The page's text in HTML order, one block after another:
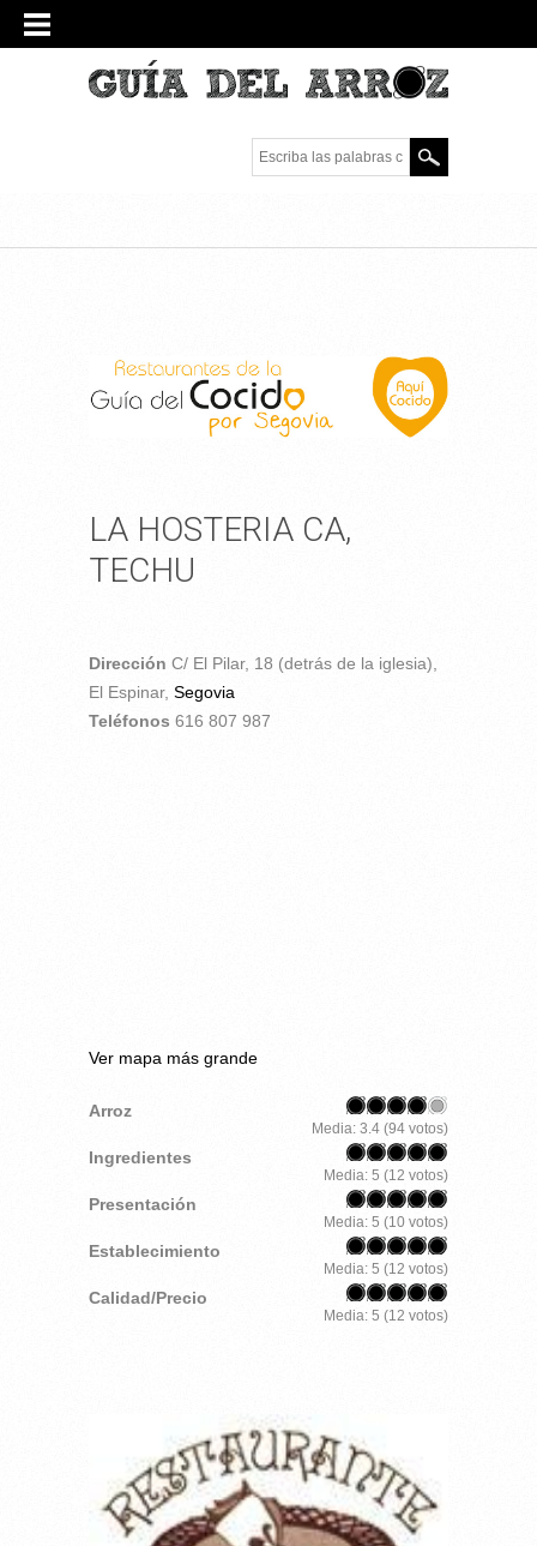
Escriba las palabras
clave.
LA HOSTERIA CA,
TECHU
Dirección C/ El Pilar, 18 (detrás de la iglesia),
El Espinar, Segovia
Teléfonos 616 807 987
Ver mapa más grande
Arroz
Media: 3.4 (94 votos)
Ingredientes
Media: 5 (12 votos)
Presentación
Media: 5 (10 votos)
Establecimiento
Media: 5 (12 votos)
Calidad/Precio
Media: 5 (12 votos)